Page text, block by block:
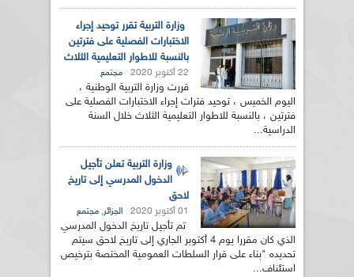
وزارة التربية تقرر توحيد إجراء
الاختبارات الفصلية على فترتين
بالنسبة للاطوار التعليمية الثلاث
22 أكتوبر 2020 مجتمع
قررت وزارة التربية الوطنية ،
اليوم الخميس ، توحيد فترات إجراء الاختبارات الفصلية على
فترتين ، بالنسبة للاطوار التعليمية الثلاث خلال السنة
الدراسية...
وزارة التربية تعلن تأجيل
الدخول المدرسي إلى تاريخ
لاحق
01 أكتوبر 2020 الجزائر, مجتمع
تم تأجيل تاريخ الدخول المدرسي
الذي كان مقررا يوم 4 أكتوبر الجاري إلى تاريخ لاحق سيتم
تحديده "بناء على قرار السلطات العمومية المختصة بترخيص
استئناف...